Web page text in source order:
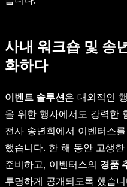
사내 워크숍 및 송
화하다
이벤트 솔루션은 대외적인
을 위한 행사에서도 강력한
전사 송년회에서 이벤터스
했습니다. 한 해 동안 고생
준비하고, 이벤터스의 경품
투명하게 공개되도록 했습